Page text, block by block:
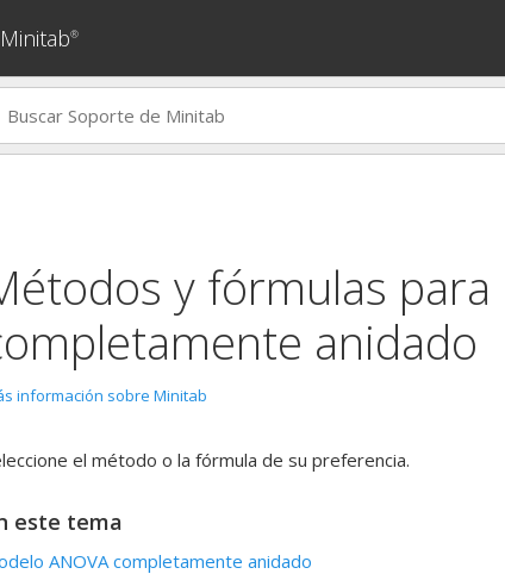
®
y fórmulas para
anidado
información sobre Minitab
el método o la fórmula de su preferencia.
este tema
ANOVA completamente anidado